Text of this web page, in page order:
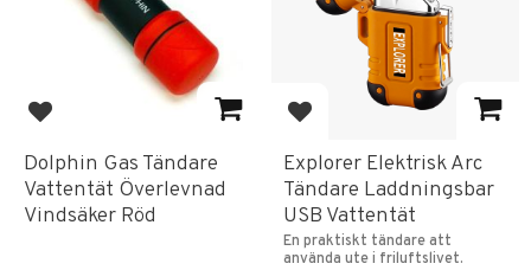
Add to favorites
Dolphin Gas Tändare
Vattentät Överlevnad
Vindsäker Röd
Add to favorites
Explorer Elektrisk Arc
Tändare Laddningsbar
USB Vattentät
En praktiskt tändare att
använda ute i friluftslivet.